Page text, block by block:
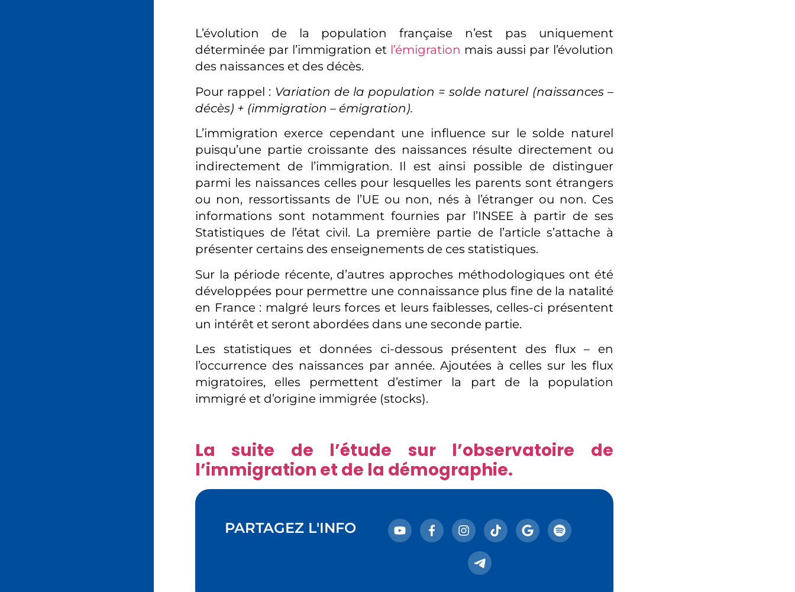
L’évolution de la population française n’est pas uniquement
déterminée par l’immigration et l’émigration mais aussi par l’évolution
des naissances et des décès.
Pour rappel : Variation de la population = solde naturel (naissances –
décès) + (immigration – émigration).
L’immigration exerce cependant une influence sur le solde naturel
puisqu’une partie croissante des naissances résulte directement ou
indirectement de l’immigration. Il est ainsi possible de distinguer
parmi les naissances celles pour lesquelles les parents sont étrangers
ou non, ressortissants de l’UE ou non, nés à l’étranger ou non. Ces
informations sont notamment fournies par l’INSEE à partir de ses
Statistiques de l’état civil. La première partie de l’article s’attache à
présenter certains des enseignements de ces statistiques.
Sur la période récente, d’autres approches méthodologiques ont été
développées pour permettre une connaissance plus fine de la natalité
en France : malgré leurs forces et leurs faiblesses, celles-ci présentent
un intérêt et seront abordées dans une seconde partie.
Les statistiques et données ci-dessous présentent des flux – en
l’occurrence des naissances par année. Ajoutées à celles sur les flux
migratoires, elles permettent d’estimer la part de la population
immigré et d’origine immigrée (stocks).
La suite de l’étude sur l’observatoire de
l’immigration et de la démographie.
PARTAGEZ L'INFO